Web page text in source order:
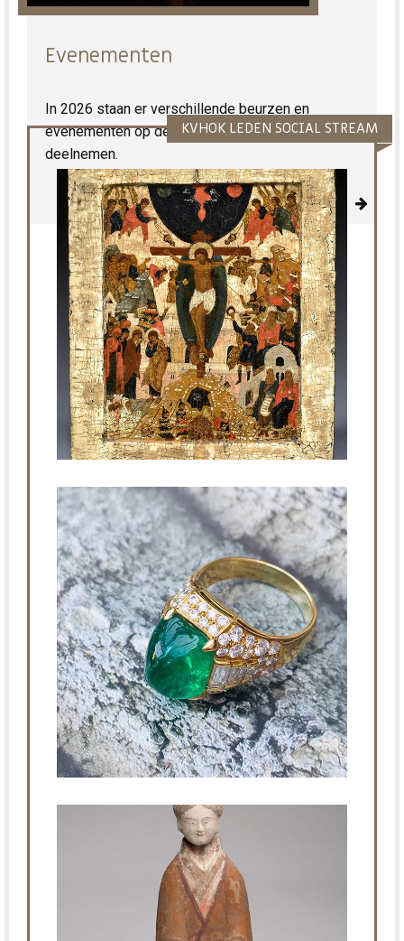
Evenementen
In 2026 staan er verschillende beurzen en
evenementen op de agenda waaraan onze leden
deelnemen.
Lees verder
KVHOK LEDEN SOCIAL STREAM